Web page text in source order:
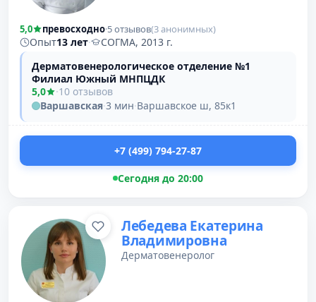
5,0 превосходно·5 отзывов(3 анонимных)
Опыт13 лет·
СОГМА, 2013 г.
Дерматовенерологическое отделение №1
Филиал Южный МНПЦДК
5,0
·10 отзывов
Варшавская·3 мин·Варшавское ш, 85к1
+7 (499) 794-27-87
Сегодня до 20:00
Лебедева Екатерина
Владимировна
Дерматовенеролог